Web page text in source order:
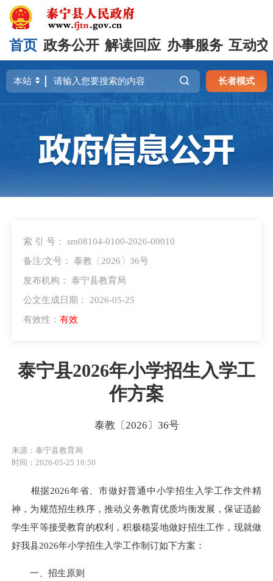
首页 政务公开 解读回应 办事服务 互动
长者模式
索 引 号： sm08104-0100-2026-00010
备注/文号： 泰教〔2026〕36号
发布机构： 泰宁县教育局
公文生成日期： 2026-05-25
有效性： 有效
泰宁县2026年小学招生入学工
作方案
泰教〔2026〕36号
来源：泰宁县教育局
时间：2026-05-25 16:50
根据2026年省、市做好普通中小学招生入学工作文件精
神，为规范招生秩序，推动义务教育优质均衡发展，保证适龄
学生平等接受教育的权利，积极稳妥地做好招生工作，现就做
好我县2026年小学招生入学工作制订如下方案：
一、招生原则